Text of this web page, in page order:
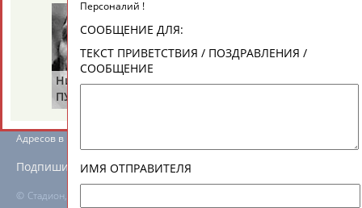
ЦЕЛИ ПРОЕКТА КОНТАКТЫ
Вопросы сотрудничества и совместной деятельности
© Стадион, 1998-2026
Адресов в новостной рассылке: 996
Подпишись
Николай
ПУЧКОВ
Персоналий !
СООБЩЕНИЕ ДЛЯ:
ТЕКСТ ПРИВЕТСТВИЯ / ПОЗДРАВЛЕНИЯ /
СООБЩЕНИЕ
ИМЯ ОТПРАВИТЕЛЯ